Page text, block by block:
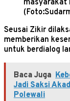
masyarakat
Seusai Zikir
memberikan
untuk berdialog
Baca Juga
Jadi Saksi
Polewali